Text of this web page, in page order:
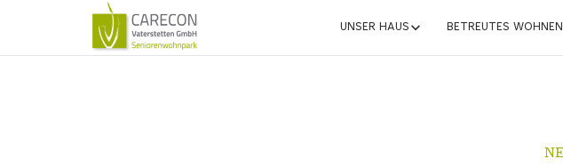
UNSER HAUS BETREUTES WOHNEN